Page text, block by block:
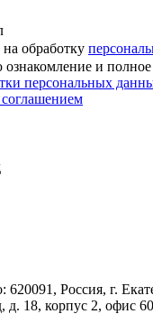
обработку
и полное
персональных
620091, Россия, г.
д. 18, корпус 2, офис